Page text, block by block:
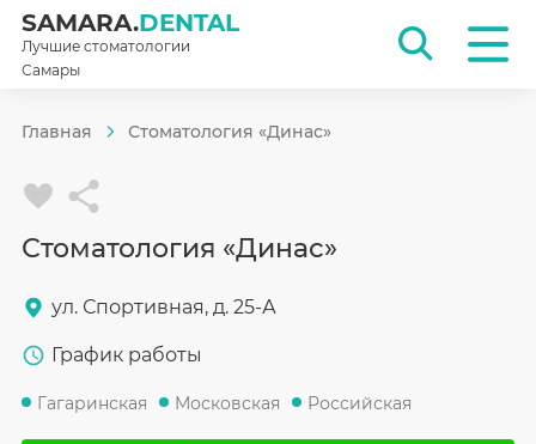
SAMARA.DENTAL
Лучшие стоматологии
Самары
Главная Стоматология «Динас»
Стоматология «Динас»
ул. Спортивная, д. 25-А
График работы
Гагаринская Московская Российская